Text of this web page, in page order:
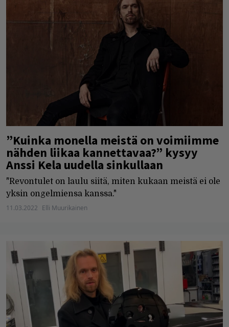
”Kuinka monella meistä on voimiimme
nähden liikaa kannettavaa?” kysyy
Anssi Kela uudella sinkullaan
"Revontulet on laulu siitä, miten kukaan meistä ei ole
yksin ongelmiensa kanssa."
11.03.2022 Elli Muurikainen